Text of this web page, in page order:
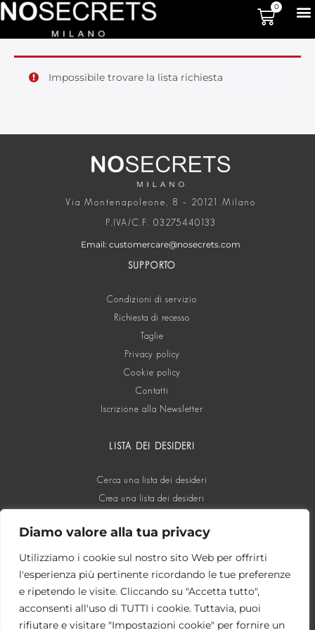
Diamo valore alla tua privacy
Utilizziamo i cookie sul nostro sito Web per offrirti
l'esperienza più pertinente ricordando le tue preferenze
e ripetendo le visite. Cliccando su "Accetta tutto",
acconsenti all'uso di TUTTI i cookie. Tuttavia, puoi
rifiutare e visitare "Impostazioni cookie" per fornire un
0
Impossibile trovare la lista richiesta
Via Montenapoleone, 8 – 20121 Milano
P.IVA/C.F. 03275440133
Email: customercare@nosecrets.com
SUPPORTO
Condizioni di servizio
Richiesta di recesso
Taglie
Privacy policy
Cookie policy
Contatti
Iscrizione alla Newsletter
LISTA DEI DESIDERI
Cerca una lista dei desideri
Crea una lista dei desideri
SOCIAL